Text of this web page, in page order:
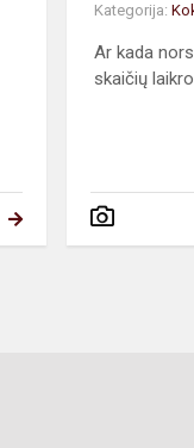
Kategorija:
Ar kada
skaičių